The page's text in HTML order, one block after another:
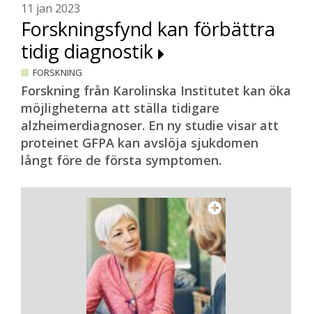
11 jan 2023
Forskningsfynd kan förbättra
tidig diagnostik
FORSKNING
Forskning från Karolinska Institutet kan öka
möjligheterna att ställa tidigare
alzheimerdiagnoser. En ny studie visar att
proteinet GFPA kan avslöja sjukdomen
långt före de första symptomen.